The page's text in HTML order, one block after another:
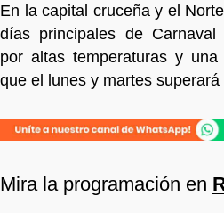
En la capital cruceña y el
días principales de Carnaval
por altas temperaturas y una
que el lunes y martes superará
Mira la programación en